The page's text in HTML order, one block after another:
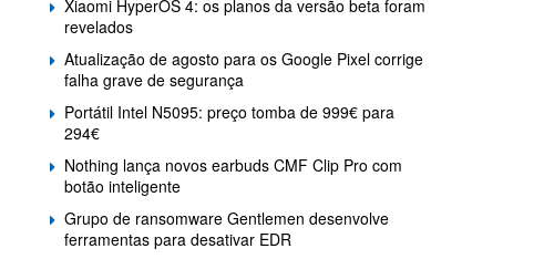
Xiaomi HyperOS 4: os planos da versão beta foram
revelados
Atualização de agosto para os Google Pixel corrige
falha grave de segurança
Portátil Intel N5095: preço tomba de 999€ para
294€
Nothing lança novos earbuds CMF Clip Pro com
botão inteligente
Grupo de ransomware Gentlemen desenvolve
ferramentas para desativar EDR